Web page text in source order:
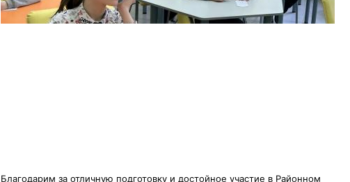
Благодарим за отличную подготовку и достойное участие в Районном